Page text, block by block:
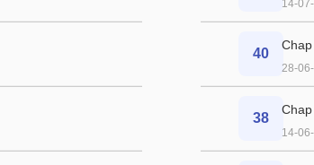
14-
40
28-
38
14-